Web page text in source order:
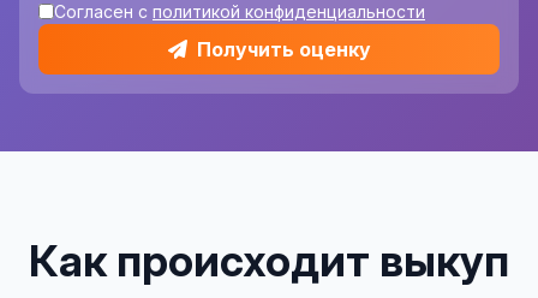
Согласен с политикой конфиденциальности
Получить оценку
Как происходит выкуп